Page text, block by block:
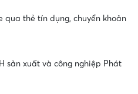
qua thẻ tín dụng, chuyển khoản
sản xuất và công nghiệp Phát